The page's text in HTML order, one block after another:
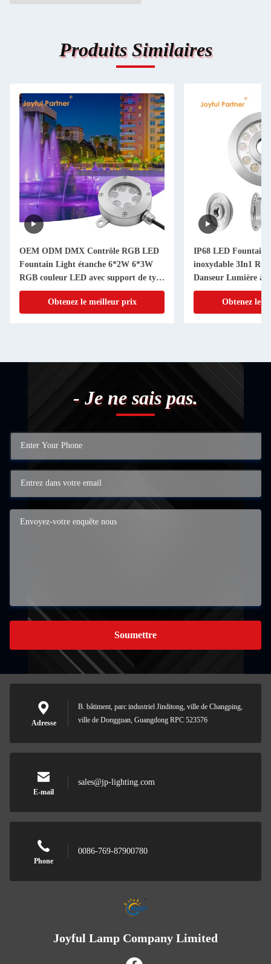
Produits Similaires
OEM ODM DMX Contrôle RGB LED
Fountain Light étanche 6*2W 6*3W
RGB couleur LED avec support de type
U
Obtenez le meilleur prix
IP68 LED Fountain
inoxydable 3In1
Danseur Lumière à
Obtenez le
- Je ne sais pas.
Soumettre
Adresse
B. bâtiment, parc industriel Jinditong, ville de Changping,
ville de Dongguan, Guangdong RPC 523576
E-mail
sales@jp-lighting.com
Phone
0086-769-87900780
Joyful Lamp Company Limited